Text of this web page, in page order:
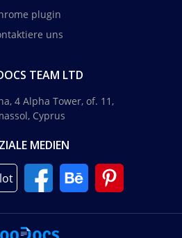
plugin
uns
TEAM LTD
4 Alpha Tower, of. 11,
Cyprus
MEDIEN